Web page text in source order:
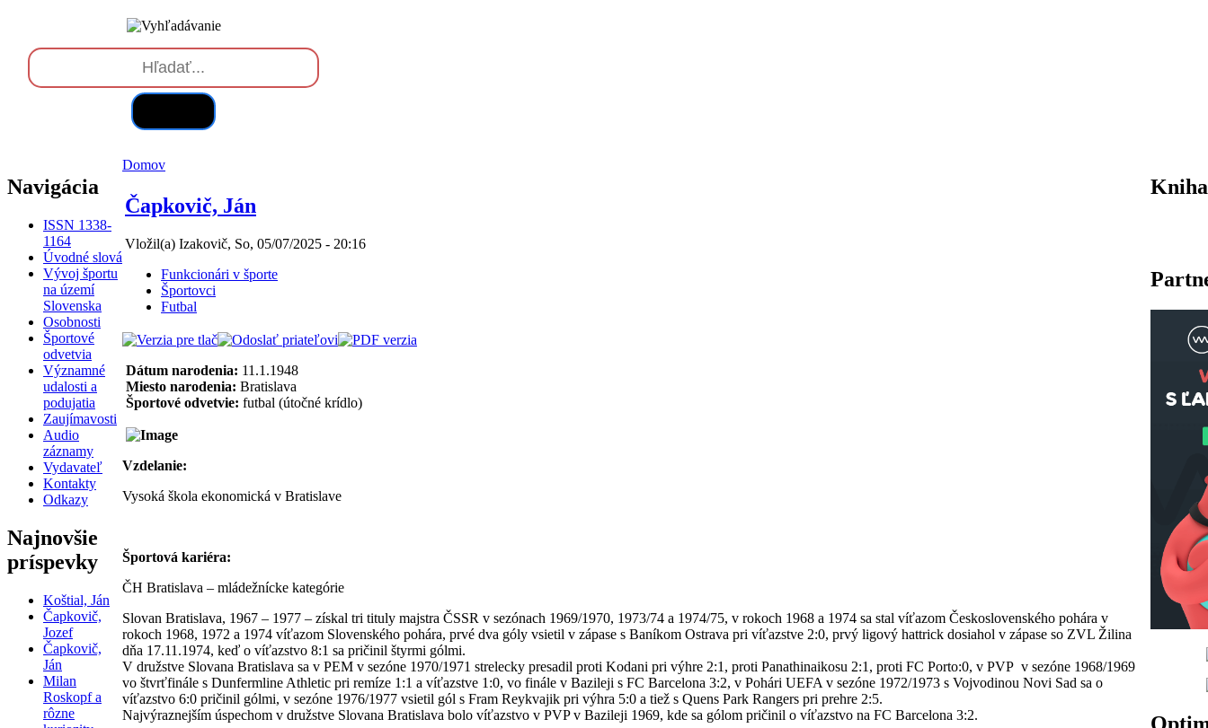
Navigácia
ISSN 1338-
1164
Úvodné slová
Vývoj športu
na území
Slovenska
Osobnosti
Športové
odvetvia
Významné
udalosti a
podujatia
Zaujímavosti
Audio
záznamy
Vydavateľ
Kontakty
Odkazy
Najnovšie
príspevky
Koštial, Ján
Čapkovič,
Jozef
Čapkovič,
Ján
Milan
Roskopf a
rôzne
Domov
Čapkovič, Ján
Vložil(a) Izakovič, So, 05/07/2025 - 20:16
Funkcionári v športe
Športovci
Futbal
Dátum narodenia: 11.1.1948
Miesto narodenia: Bratislava
Športové odvetvie: futbal (útočné krídlo)
Vzdelanie:
Vysoká škola ekonomická v Bratislave
Športová kariéra:
ČH Bratislava – mládežnícke kategórie
Slovan Bratislava, 1967 – 1977 – získal tri tituly majstra ČSSR v sezónach 1969/1970, 1973/74 a 1974/75, v rokoch 1968 a 1974 sa stal víťazom Československého pohára v
rokoch 1968, 1972 a 1974 víťazom Slovenského pohára, prvé dva góly vsietil v zápase s Baníkom Ostrava pri víťazstve 2:0, prvý ligový hattrick dosiahol v zápase so ZVL Žilina
dňa 17.11.1974, keď o víťazstvo 8:1 sa pričinil štyrmi gólmi.
V družstve Slovana Bratislava sa v PEM v sezóne 1970/1971 strelecky presadil proti Kodani pri výhre 2:1, proti Panathinaikosu 2:1, proti FC Porto:0, v PVP v sezóne 1968/1969
vo štvrťfinále s Dunfermline Athletic pri remíze 1:1 a víťazstve 1:0, vo finále v Bazileji s FC Barcelona 3:2, v Pohári UEFA v sezóne 1972/1973 s Vojvodinou Novi Sad sa o
víťazstvo 6:0 pričinil gólmi, v sezóne 1976/1977 vsietil gól s Fram Reykvajik pri výhra 5:0 a tiež s Quens Park Rangers pri prehre 2:5.
Najvýraznejším úspechom v družstve Slovana Bratislava bolo víťazstvo v PVP v Bazileji 1969, kde sa gólom pričinil o víťazstvo na FC Barcelona 3:2.